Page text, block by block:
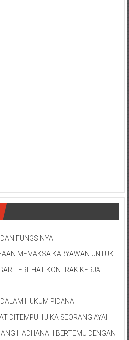
FUNGSINYA
MEMAKSA KARYAWAN UNTUK
TERLIHAT KONTRAK KERJA
HUKUM PIDANA
DITEMPUH JIKA SEORANG AYAH
HADHANAH BERTEMU DENGAN